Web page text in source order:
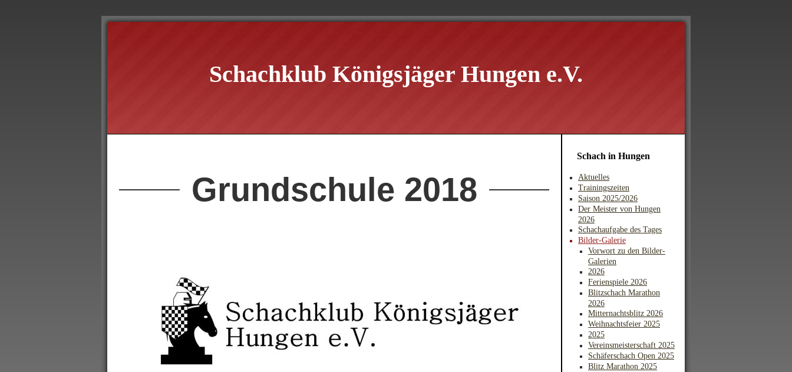
Schachklub Königsjäger Hungen e.V.
Grundschule 2018
Schach in Hungen
Aktuelles
Trainingszeiten
Saison 2025/2026
Der Meister von Hungen
2026
Schachaufgabe des Tages
Bilder-Galerie
Vorwort zu den Bilder-
Galerien
2026
Ferienspiele 2026
Blitzschach Marathon
2026
Mitternachtsblitz 2026
Weihnachtsfeier 2025
2025
Vereinsmeisterschaft 2025
Schäferschach Open 2025
Blitz Marathon 2025